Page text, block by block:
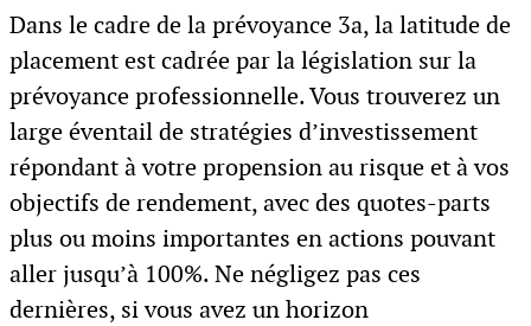
Dans le cadre de la prévoyance 3a, la latitude de
placement est cadrée par la législation sur la
prévoyance professionnelle. Vous trouverez un
large éventail de stratégies d’investissement
répondant à votre propension au risque et à vos
objectifs de rendement, avec des quotes-parts
plus ou moins importantes en actions pouvant
aller jusqu’à 100%. Ne négligez pas ces
dernières, si vous avez un horizon